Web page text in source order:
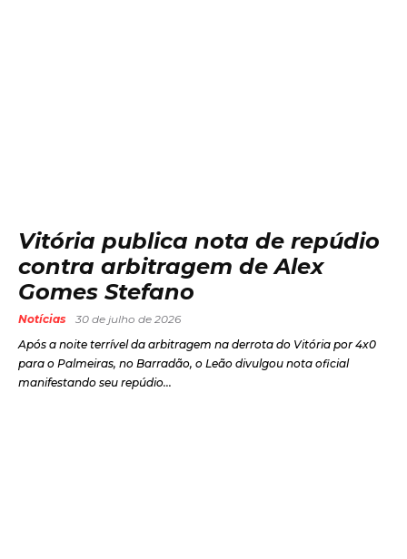
Vitória publica nota de repúdio
contra arbitragem de Alex
Gomes Stefano
Notícias
30 de julho de 2026
Após a noite terrível da arbitragem na derrota do Vitória por 4x0
para o Palmeiras, no Barradão, o Leão divulgou nota oficial
manifestando seu repúdio...